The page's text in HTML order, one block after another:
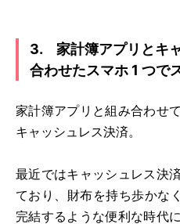
3. 家計簿アプリとキ
合わせたスマホ 1 つで
家計簿アプリと組み合わせ
キャッシュレス決済。
最近ではキャッシュレス決
ており、財布を持ち歩かな
完結するような便利な時代